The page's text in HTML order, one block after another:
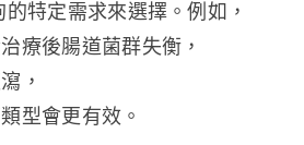
的特定需求來選擇。例如，
療後腸道菌群失衡，
，
型會更有效。